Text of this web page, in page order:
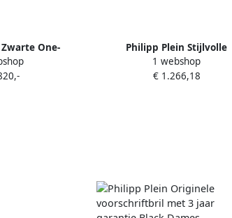
One-
met
Black
Philipp Plein Stijlvolle
Schoudertas Black Dames
1 webshop
€ 1.266,18